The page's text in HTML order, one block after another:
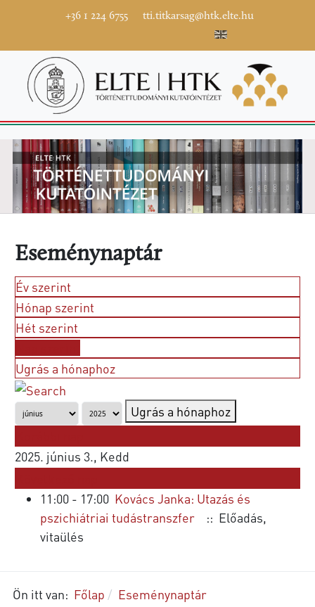
+36 1 224 6755 tti.titkarsag@htk.elte.hu
Eseménynaptár
Év szerint
Hónap szerint
Hét szerint
Ugrás a hónaphoz
Ugrás a hónaphoz
2025. június 3., Kedd
11:00 - 17:00 Kovács Janka: Utazás és
pszichiátriai tudástranszfer
:: Előadás,
vitaülés
Ön itt van: Főlap Eseménynaptár